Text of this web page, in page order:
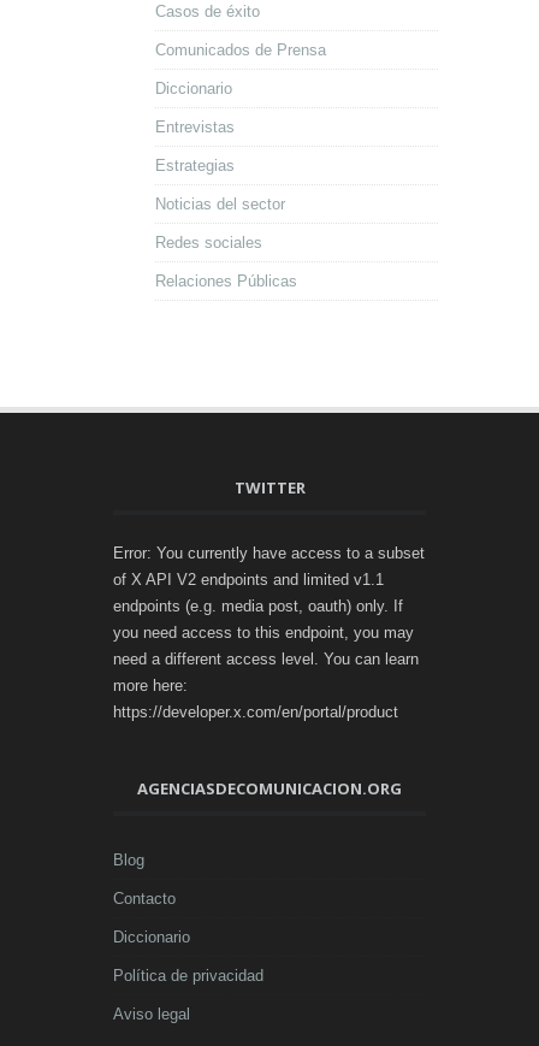
Casos de éxito
Comunicados de Prensa
Diccionario
Entrevistas
Estrategias
Noticias del sector
Redes sociales
Relaciones Públicas
TWITTER
Error: You currently have access to a subset
of X API V2 endpoints and limited v1.1
endpoints (e.g. media post, oauth) only. If
you need access to this endpoint, you may
need a different access level. You can learn
more here:
https://developer.x.com/en/portal/product
AGENCIASDECOMUNICACION.ORG
Blog
Contacto
Diccionario
Política de privacidad
Aviso legal